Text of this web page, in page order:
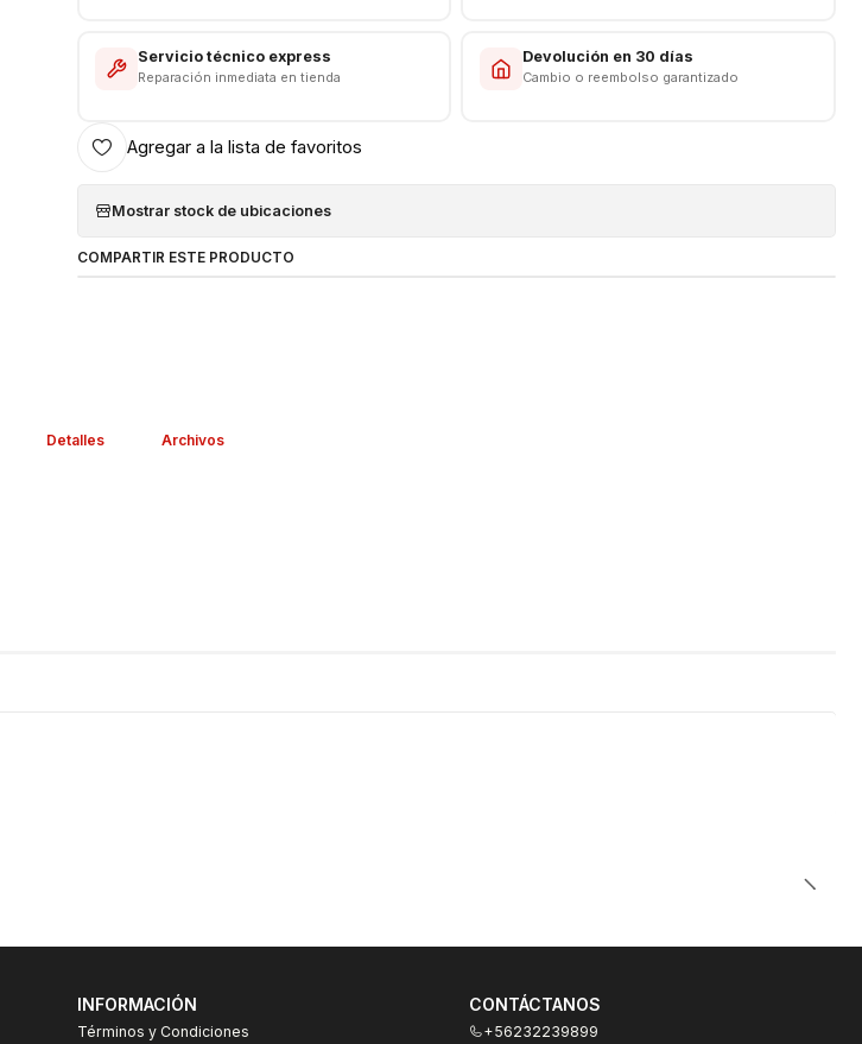
Cable:
Longitud 1 Metro
Servicio técnico express
Reparación inmediata en tienda
Devolución en 30 días
Cambio o reembolso garantizado
Agregar a la lista de favoritos
Mostrar stock de ubicaciones
COMPARTIR ESTE PRODUCTO
Detalles Archivos
INFORMACIÓN
Términos y Condiciones
CONTÁCTANOS
+56232239899